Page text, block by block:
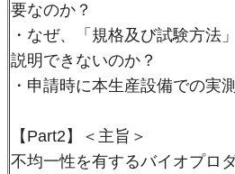
要なのか？
・なぜ、「規格及び試験方法
説明できないのか？
・申請時に本生産設備での実
【Part2】＜主旨＞
不均一性を有するバイオプロ